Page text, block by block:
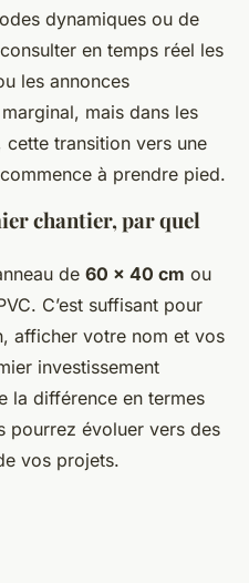
dynamiques ou de
en temps réel les
les annonces
mais dans les
transition vers une
à prendre pied.
chantier, par quel
de 60 × 40 cm ou
C’est suffisant pour
afficher votre nom et vos
investissement
la différence en termes
pourrez évoluer vers des
vos projets.